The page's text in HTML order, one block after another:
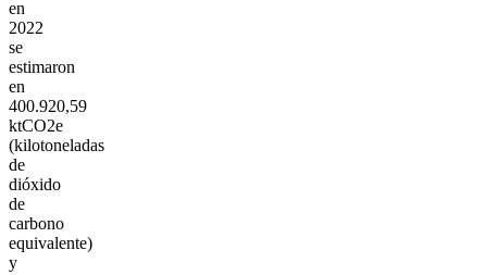
en
2022
se
estimaron
en
400.920,59
ktCO2e
(kilotoneladas
de
dióxido
de
carbono
equivalente)
y